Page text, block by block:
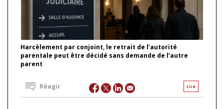
Harcèlement par conjoint, le retrait de l’autorité
parentale peut être décidé sans demande de l’autre
parent
Lire
Réagir